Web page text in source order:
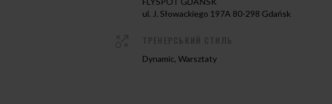
ul. J. Słowackiego 197A 80-298 Gdańsk
Dynamic, Warsztaty